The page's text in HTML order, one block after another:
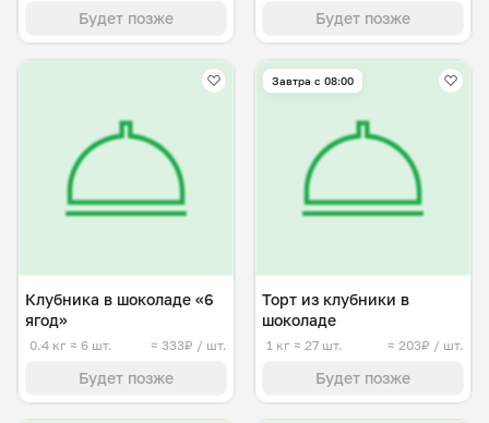
Будет позже Будет позже
Клубника в шоколаде «6
ягод»
0.4 кг ≈ 6 шт. ≈ 333₽ / шт.
Будет позже
Завтра c 08:00
Торт из клубники в
шоколаде
1 кг ≈ 27 шт. ≈ 203₽ / шт.
Будет позже